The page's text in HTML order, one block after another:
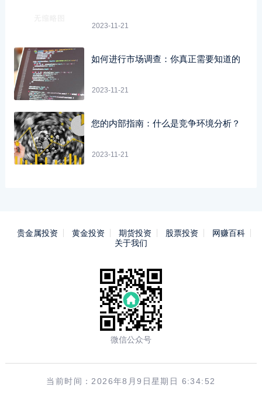
2023-11-21
如何进行市场调查：你真正需要知道的
2023-11-21
您的内部指南：什么是竞争环境分析？
2023-11-21
贵金属投资 黄金投资 期货投资 股票投资
网赚百科
关于我们
微信公众号
当前时间：2026年8月9日星期日 6:34:52